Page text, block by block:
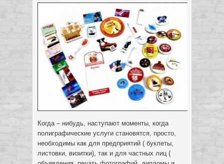
Когда – нибудь, наступают моменты, когда
полиграфические услуги становятся, просто,
необходимы как для предприятий ( буклеты,
листовки, визитки), так и для частных лиц (